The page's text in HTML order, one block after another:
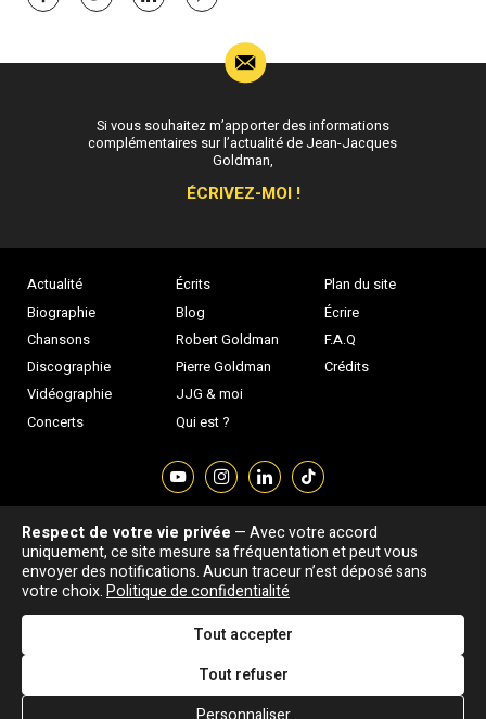
Actualité
Biographie
Chansons
Discographie
Vidéographie
Concerts
Écrits
Blog
Robert Goldman
Pierre Goldman
JJG & moi
Qui est ?
Plan du site
Écrire
F.A.Q
Crédits
Si vous souhaitez m’apporter des informations
complémentaires sur l’actualité de Jean-Jacques
Goldman,
ÉCRIVEZ-MOI !
Association "Parler d'sa vie" © Depuis 1997 - Tous droits réservés |
Signaler une erreur |Confidentialité|Gestion des cookies|Dernière
mise à jour : 05/08/2026
DESIGNED &
DEVELOPED BY
Respect de votre vie privée — Avec votre accord
uniquement, ce site mesure sa fréquentation et peut vous
envoyer des notifications. Aucun traceur n’est déposé sans
votre choix.Politique de confidentialité
Tout accepter
Tout refuser